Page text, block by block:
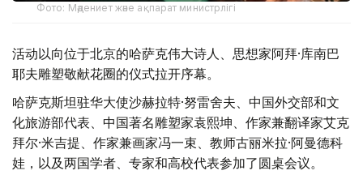
Фото: Мәдениет және ақпарат министрлігі
活动以向位于北京的哈萨克伟大诗人、思想家阿拜·库南巴
耶夫雕塑敬献花圈的仪式拉开序幕。
哈萨克斯坦驻华大使沙赫拉特·努雷舍夫、中国外交部和文
化旅游部代表、中国著名雕塑家袁熙坤、作家兼翻译家艾克
拜尔·米吉提、作家兼画家冯一束、教师古丽米拉·阿曼德科
娃，以及两国学者、专家和高校代表参加了圆桌会议。